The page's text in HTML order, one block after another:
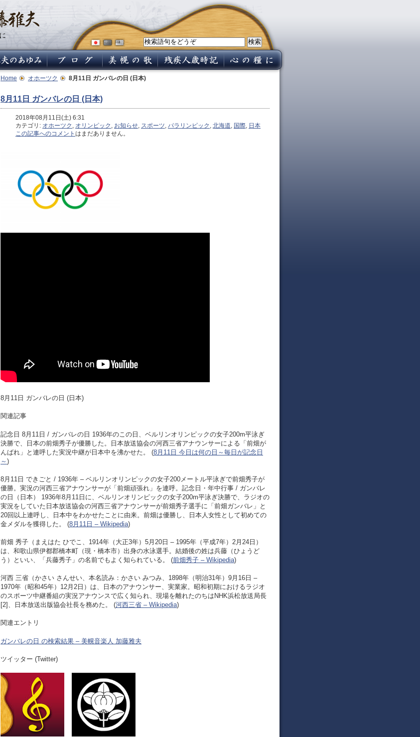
Home オホーツク 8月11日 ガンバレの日 (日本)
8月11日 ガンバレの日 (日本)
2018年08月11日(土) 6:31
カテゴリ: オホーツク , オリンピック , お知らせ, スポーツ, パラリンピック , 北海道, 国際, 日本
この記事へのコメント はまだありません。
8月11日 ガンバレの日 (日本)
関連記事
記念日 8月11日 / ガンバレの日 1936年のこの日、ベルリンオリンピックの女子200m平泳ぎ
決勝で、日本の前畑秀子が優勝した。日本放送協会の河西三省アナウンサーによる「前畑が
んばれ」と連呼した実況中継が日本中を沸かせた。 (8月11日 今日は何の日～毎日が記念日
～ )
8月11日 できごと / 1936年 – ベルリンオリンピックの女子200メートル平泳ぎで前畑秀子が
優勝。実況の河西三省アナウンサーが「前畑頑張れ」を連呼。記念日・年中行事 / ガンバレ
の日（日本） 1936年8月11日に、ベルリンオリンピックの女子200m平泳ぎ決勝で、ラジオの
実況をしていた日本放送協会の河西三省アナウンサーが前畑秀子選手に「前畑ガンバレ」と
20回以上連呼し、日本中をわかせたことに由来。前畑は優勝し、日本人女性として初めての
金メダルを獲得した。 (8月11日 – Wikipedia)
前畑 秀子（まえはた ひでこ、1914年（大正3年）5月20日 – 1995年（平成7年）2月24日）
は、和歌山県伊都郡橋本町（現・橋本市）出身の水泳選手。結婚後の姓は兵藤（ひょうど
う）といい、「兵藤秀子」の名前でもよく知られている。 (前畑秀子 – Wikipedia)
河西 三省（かさい さんせい、本名読み：かさい みつみ、1898年（明治31年）9月16日 –
1970年（昭和45年）12月2日）は、日本のアナウンサー、実業家。昭和初期におけるラジオ
のスポーツ中継番組の実況アナウンスで広く知られ、現場を離れたのちはNHK浜松放送局長
[2]、日本放送出版協会社長を務めた。 (河西三省 – Wikipedia)
関連エントリ
ガンバレの日 の検索結果 – 美幌音楽人 加藤雅夫
ツイッター (Twitter)